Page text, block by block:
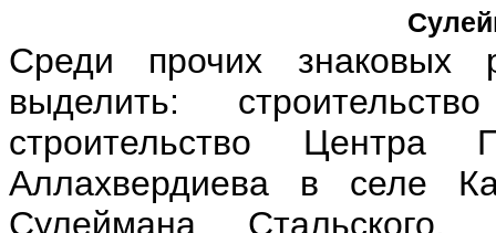
Среди прочих
выделить:
строительство
Аллахвердиева в селе
Сулеймана Стальского,